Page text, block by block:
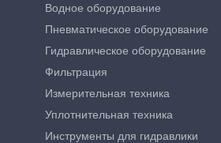
Водное оборудование
Пневматическое оборудование
Гидравлическое оборудование
Фильтрация
Измерительная техника
Уплотнительная техника
Инструменты для гидравлики